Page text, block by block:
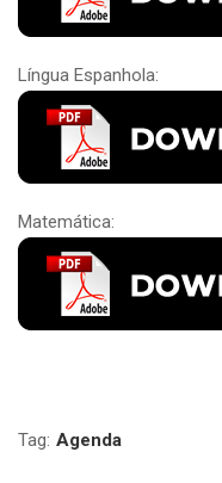
Língua Espanhola:
Matemática:
Tag: Agenda